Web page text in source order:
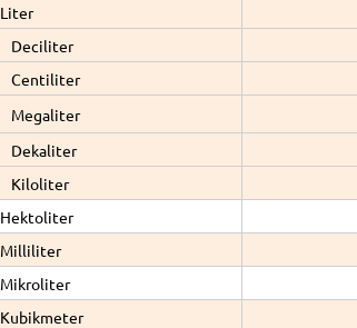
Liter
Deciliter
Centiliter
Megaliter
Dekaliter
Kiloliter
Hektoliter
Milliliter
Mikroliter
Kubikmeter